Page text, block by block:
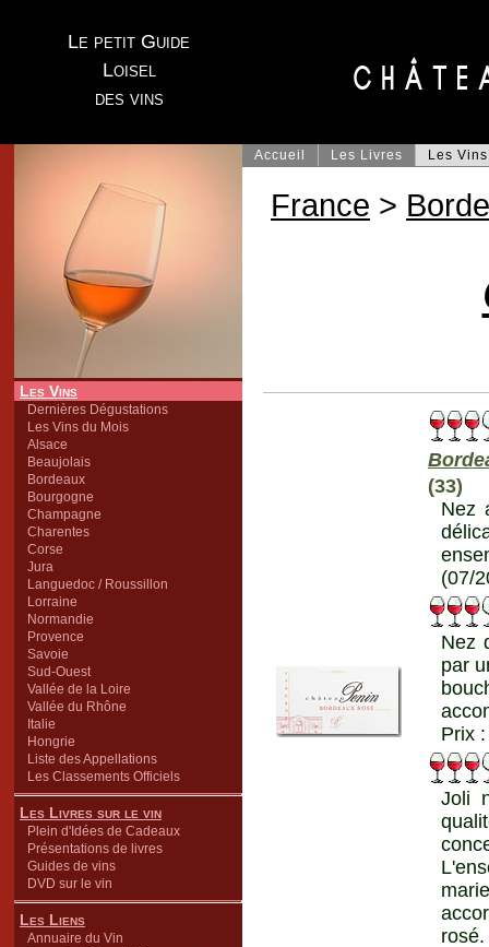
Le petit Guide
Loisel
des vins
Les Vins
Dernières Dégustations
Les Vins du Mois
Alsace
Beaujolais
Bordeaux
Bourgogne
Champagne
Charentes
Corse
Jura
Languedoc / Roussillon
Lorraine
Normandie
Provence
Savoie
Sud-Ouest
Vallée de la Loire
Vallée du Rhône
Italie
Hongrie
Liste des Appellations
Les Classements Officiels
Les Livres sur le vin
Plein d'Idées de Cadeaux
Présentations de livres
Guides de vins
DVD sur le vin
Les Liens
Annuaire du Vin
Accueil Les Livres Les Vins
France >
(33)
Nez
(07/
Nez
par
Prix :
Joli